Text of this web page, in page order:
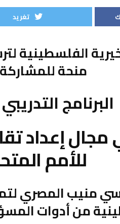
تغريد
الفلسطينية
منحة
البرنامج
إعداد
للأمم
منيب المصري
من أدوات